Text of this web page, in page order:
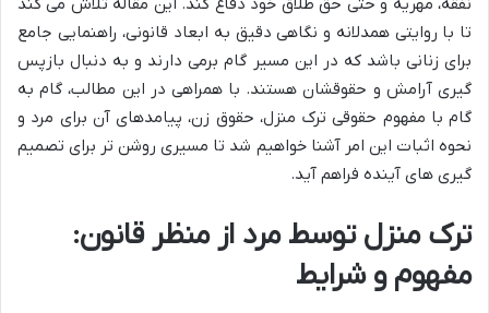
تا با روایتی همدلانه و نگاهی دقیق به ابعاد قانونی، راهنمایی جامع
برای زنانی باشد که در این مسیر گام برمی دارند و به دنبال بازپس
گیری آرامش و حقوقشان هستند. با همراهی در این مطالب، گام به
گام با مفهوم حقوقی ترک منزل، حقوق زن، پیامدهای آن برای مرد و
نحوه اثبات این امر آشنا خواهیم شد تا مسیری روشن تر برای تصمیم
گیری های آینده فراهم آید.
ترک منزل توسط مرد از منظر قانون:
مفهوم و شرایط